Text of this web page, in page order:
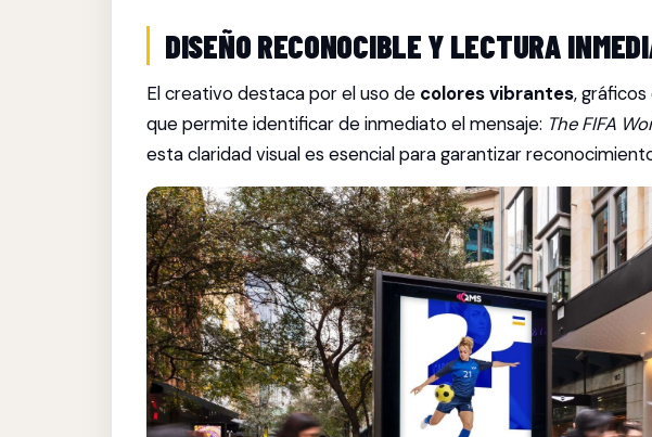
DISEÑO RECONOCIBLE Y LECTURA
El creativo destaca por el uso de colores vibrantes,
que permite identificar de inmediato el mensaje: The FIFA
esta claridad visual es esencial para garantizar